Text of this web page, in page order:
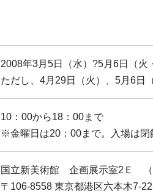
2008年3月5日（水）?5月6日（火
ただし、4月29日（火）、5月6日
10：00から18：00まで
※金曜日は20：00まで。入場は閉
国立新美術館 企画展示室2Ｅ （
〒106-8558 東京都港区六本木7-